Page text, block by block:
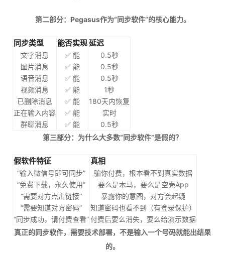
第二部分：Pegasus作为“同步软件”的核心能力。
同步类型 能否实现延迟
文字消息 ✅ 能
0.5秒
图片消息
✅ 能
0.5秒
语音消息
✅ 能
0.5秒
视频消息
✅ 能
1秒
已删除消息
✅ 能
180天内恢复
正在输入内容
✅ 能
实时
群聊消息
✅ 能
0.5秒
第三部分：为什么大多数“同步软件”是假的？
假软件特征 真相
“输入微信号即可同步”
骗你付费，根本看不到真实数据
“免费下载，永久使用”
要么是木马，要么是空壳App
“需要对方点击链接”
暴露你的意图，对方会起疑
“需要知道对方密码”
知道密码也看不到（有登录保护）
“同步成功，请付费查看”付费后要么消失，要么给演示数据
真正的同步软件，需要技术部署，不是输入一个号码就能出结果
的。